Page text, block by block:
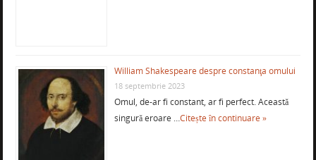
William Shakespeare despre constanţa omului
18 septembrie 2023
Omul, de-ar fi constant, ar fi perfect. Această
singură eroare …Citește în continuare »